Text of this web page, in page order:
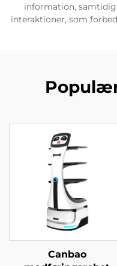
information,
interaktioner, som
Canbao